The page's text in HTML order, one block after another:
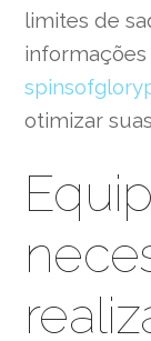
limites de
informações
otimizar